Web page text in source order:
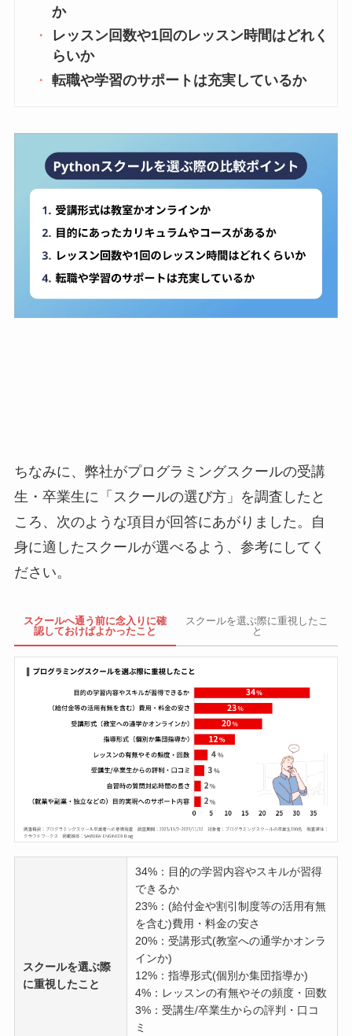
か
レッスン回数や1回のレッスン時間はどれく
らいか
転職や学習のサポートは充実しているか
ちなみに、弊社がプログラミングスクールの受講
生・卒業生に「スクールの選び方」を調査したと
ころ、次のような項目が回答にあがりました。自
身に適したスクールが選べるよう、参考にしてく
ださい。
スクールへ通う前に念入りに確
認しておけばよかったこと
スクールを選ぶ際に重視したこ
と
スクールを選ぶ際
に重視したこと
34%：目的の学習内容やスキルが習得
できるか
23%：(給付金や割引制度等の活用有無
を含む)費用・料金の安さ
20%：受講形式(教室への通学かオンラ
インか)
12%：指導形式(個別か集団指導か)
4%：レッスンの有無やその頻度・回数
3%：受講生/卒業生からの評判・口コ
ミ